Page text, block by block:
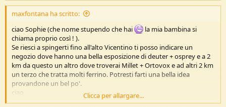
maxfontana ha scritto:
ciao Sophie (che nome stupendo che hai
la mia bambina si
chiama proprio così ! ).
Se riesci a spingerti fino all'alto Vicentino ti posso indicare un
negozio dove hanno una bella esposizione di deuter + osprey e a 2
km da questo un altro dove troverai Millet + Ortovox e ad altri 2 km
un terzo che tratta molti ferrino. Potresti farti una bella idea
provandone un bel po'.
ciao
max
Clicca per allargare...